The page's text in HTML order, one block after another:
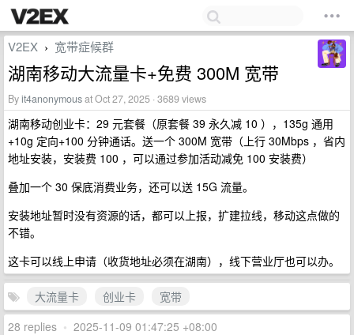
V2EX › 宽带症候群
湖南移动大流量卡+免费 300M 宽带
Byit4anonymousat Oct 27, 2025 · 3689 views
湖南移动创业卡：29 元套餐（原套餐 39 永久减 10 ），135g 通用
+10g 定向+100 分钟通话。送一个 300M 宽带（上行 30Mbps ，省内
地址安装，安装费 100 ，可以通过参加活动减免 100 安装费）
叠加一个 30 保底消费业务，还可以送 15G 流量。
安装地址暂时没有资源的话，都可以上报，扩建拉线，移动这点做的
不错。
这卡可以线上申请（收货地址必须在湖南），线下营业厅也可以办。
大流量卡 创业卡
宽带
28 replies • 2025-11-09 01:47:25 +08:00